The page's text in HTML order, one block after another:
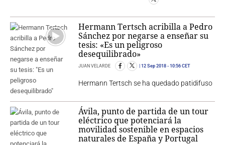
Hermann Tertsch acribilla a Pedro
Sánchez por negarse a enseñar su
tesis: «Es un peligroso
desequilibrado»
JUAN VELARDE 12 Sep 2018 - 10:56 CET
Hermann Tertsch se ha quedado patidifuso
Ávila, punto de partida de un tour
eléctrico que potenciará la
movilidad sostenible en espacios
naturales de España y Portugal